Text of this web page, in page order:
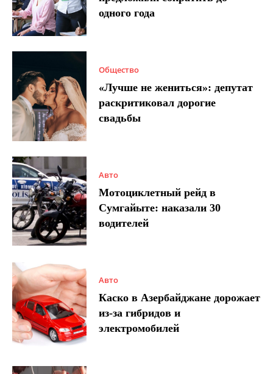
одного года
Общество
«Лучше не жениться»: депутат
раскритиковал дорогие
свадьбы
Авто
Мотоциклетный рейд в
Сумгайыте: наказали 30
водителей
Авто
Каско в Азербайджане дорожает
из-за гибридов и
электромобилей